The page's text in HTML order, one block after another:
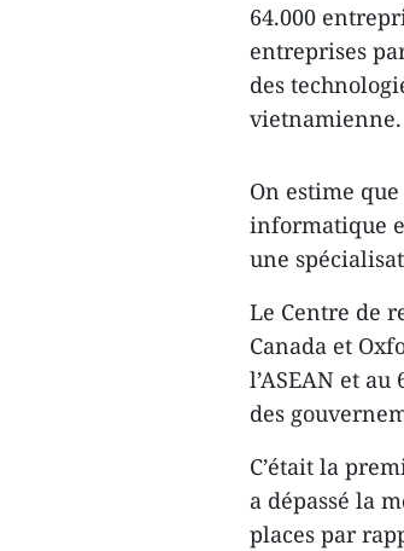
64.000
entreprises
des
vietnamienne.
On estime
informatique
une
Le Centre de
Canada et
l’ASEAN et
des
C’était la
a dépassé la
places par